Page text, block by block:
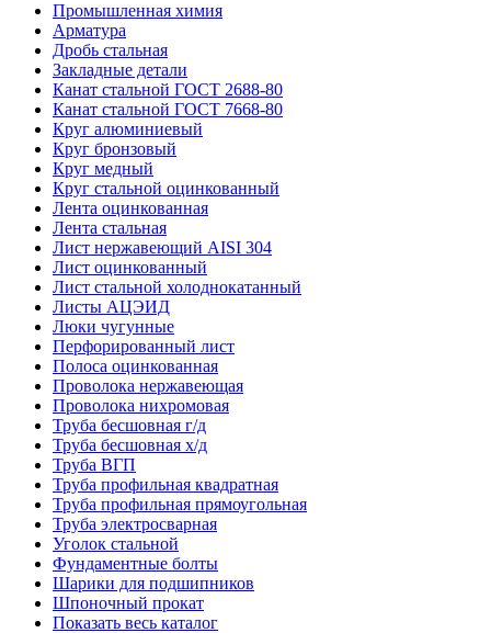
Промышленная химия
Арматура
Дробь стальная
Закладные детали
Канат стальной ГОСТ 2688-80
Канат стальной ГОСТ 7668-80
Круг алюминиевый
Круг бронзовый
Круг медный
Круг стальной оцинкованный
Лента оцинкованная
Лента стальная
Лист нержавеющий AISI 304
Лист оцинкованный
Лист стальной холоднокатанный
Листы АЦЭИД
Люки чугунные
Перфорированный лист
Полоса оцинкованная
Проволока нержавеющая
Проволока нихромовая
Труба бесшовная г/д
Труба бесшовная х/д
Труба ВГП
Труба профильная квадратная
Труба профильная прямоугольная
Труба электросварная
Уголок стальной
Фундаментные болты
Шарики для подшипников
Шпоночный прокат
Показать весь каталог